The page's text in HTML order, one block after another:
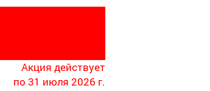
Акция действует
по 31 июля 2026 г.